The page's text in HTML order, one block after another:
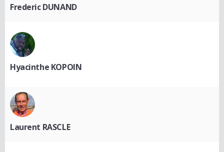
Frederic DUNAND
Hyacinthe KOPOIN
Laurent RASCLE